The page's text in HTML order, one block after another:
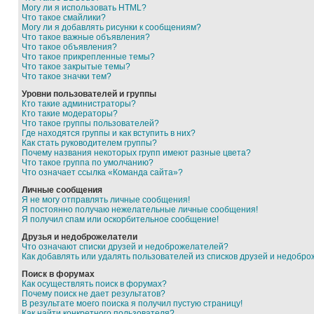
Могу ли я использовать HTML?
Что такое смайлики?
Могу ли я добавлять рисунки к сообщениям?
Что такое важные объявления?
Что такое объявления?
Что такое прикрепленные темы?
Что такое закрытые темы?
Что такое значки тем?
Уровни пользователей и группы
Кто такие администраторы?
Кто такие модераторы?
Что такое группы пользователей?
Где находятся группы и как вступить в них?
Как стать руководителем группы?
Почему названия некоторых групп имеют разные цвета?
Что такое группа по умолчанию?
Что означает ссылка «Команда сайта»?
Личные сообщения
Я не могу отправлять личные сообщения!
Я постоянно получаю нежелательные личные сообщения!
Я получил спам или оскорбительное сообщение!
Друзья и недоброжелатели
Что означают списки друзей и недоброжелателей?
Как добавлять или удалять пользователей из списков друзей и
Поиск в форумах
Как осуществлять поиск в форумах?
Почему поиск не дает результатов?
В результате моего поиска я получил пустую страницу!